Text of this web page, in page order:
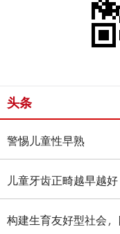
头条
警惕儿童性早熟
儿童牙齿正畸越早越
目矫正、过度矫治
构建生育友好型社会